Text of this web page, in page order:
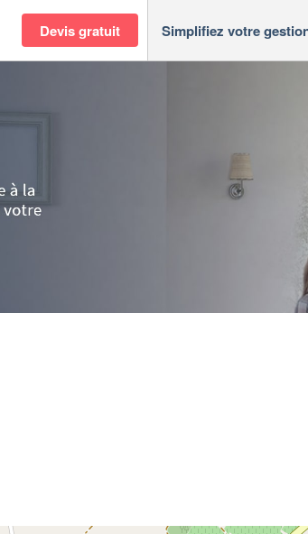
Devis gratuit Simplifiez votre